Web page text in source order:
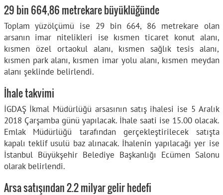
29 bin 664,86 metrekare büyüklüğünde
Toplam yüzölçümü ise 29 bin 664, 86 metrekare olan
arsanın imar nitelikleri ise kısmen ticaret konut alanı,
kısmen özel ortaokul alanı, kısmen sağlık tesis alanı,
kısmen park alanı, kısmen imar yolu alanı, kısmen meydan
alanı şeklinde belirlendi.
İhale takvimi
İGDAŞ İkmal Müdürlüğü arsasının satış ihalesi ise 5 Aralık
2018 Çarşamba günü yapılacak. İhale saati ise 15.00 olacak.
Emlak Müdürlüğü tarafından gerçekleştirilecek satışta
kapalı teklif usulü baz alınacak. İhalenin yapılacağı yer ise
İstanbul Büyükşehir Belediye Başkanlığı Ecümen Salonu
olarak belirlendi.
Arsa satışından 2.2 milyar gelir hedefi